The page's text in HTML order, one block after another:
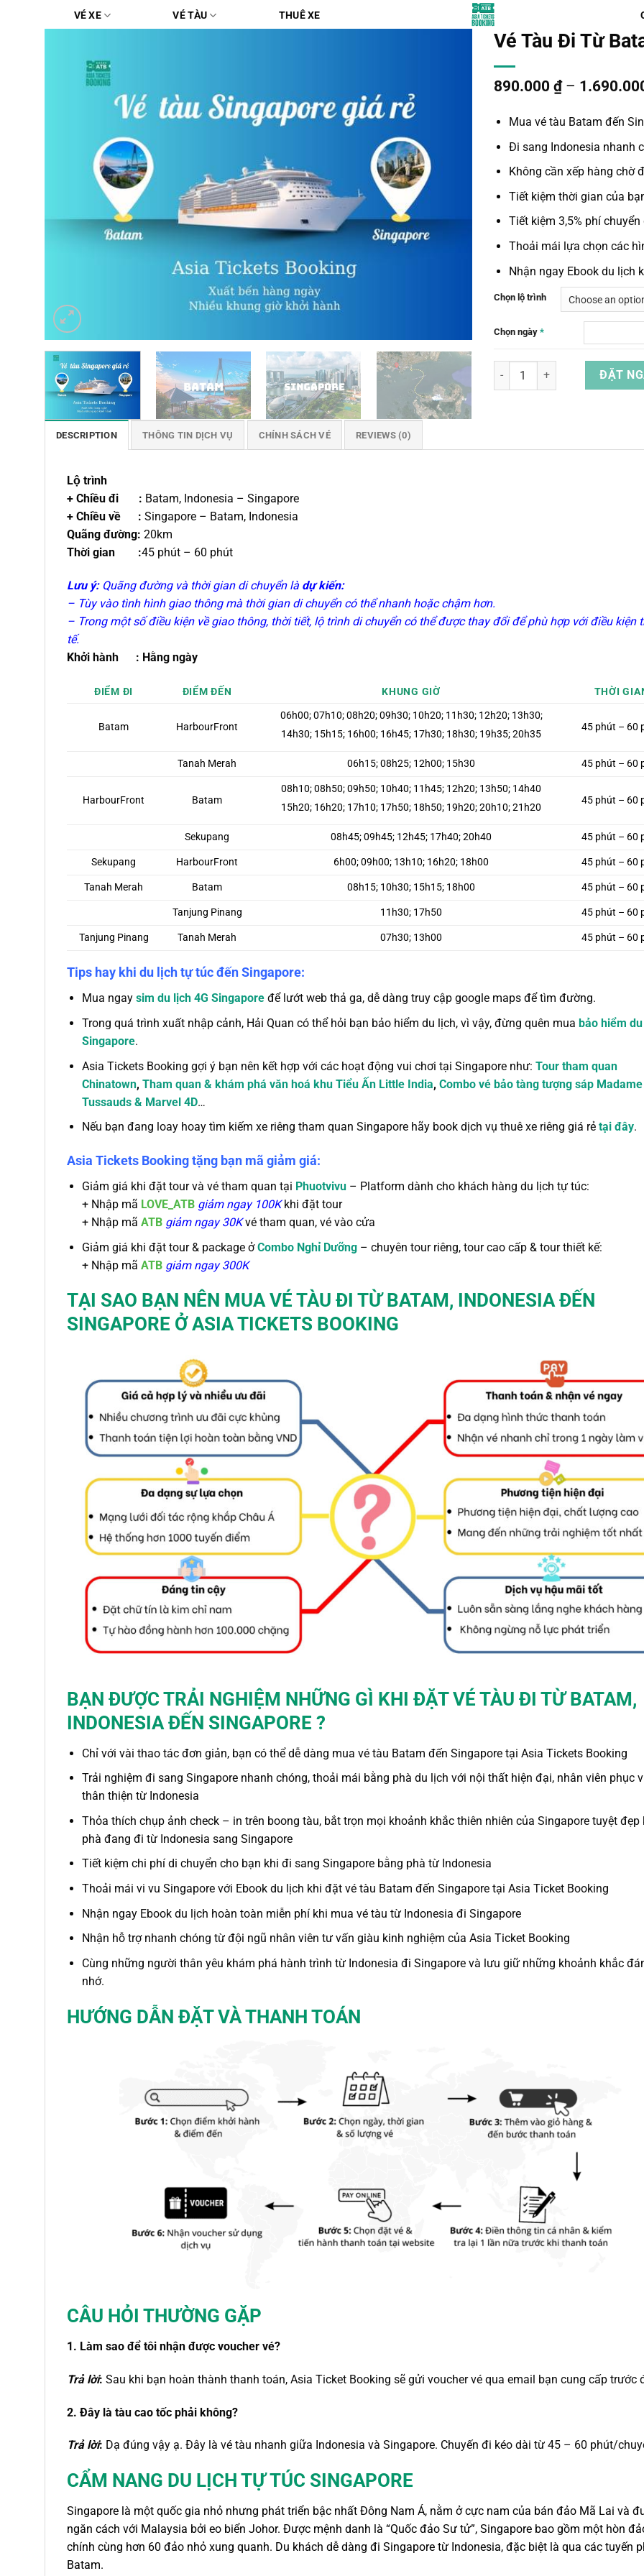
VÉ XE VÉ TÀU THUÊ XE
Vé Tàu Đi Từ
890.000 ₫–
Mua vé tàu Batam đến
Đi sang Indonesia nhanh
Không cần xếp hàng chờ
Tiết kiệm thời gian của
Tiết kiệm 3,5% phí
Thoải mái lựa chọn các
Nhận ngay Ebook du lịch
Chọn lộ trình
Chọn ngày *
Vé Tàu Đi Từ Batam, Indonesia
ĐẶT
DESCRIPTION THÔNG TIN DỊCH VỤ CHÍNH SÁCH VÉ REVIEWS (0)
Lộ trình
+ Chiều đi : Batam, Indonesia – Singapore
+ Chiều về : Singapore – Batam, Indonesia
Quãng đường: 20km
Thời gian :45 phút – 60 phút
Lưu ý:Quãng đường và thời gian di chuyển là dự kiến:
– Tùy vào tình hình giao thông mà thời gian di chuyển có thể nhanh hoặc chậm hơn.
– Trong một số điều kiện về giao thông, thời tiết, lộ trình di chuyển có thể được thay đổi để phù hợp với điều kiện
tế.
Khởi hành : Hằng ngày
ĐIỂM ĐI ĐIỂM ĐẾN KHUNG GIỜ THỜI
Batam HarbourFront
06h00; 07h10; 08h20; 09h30; 10h20; 11h30; 12h20; 13h30;
14h30; 15h15; 16h00; 16h45; 17h30; 18h30; 19h35;20h35
45 phút – 60
Tanah Merah 06h15; 08h25; 12h00; 15h30 45 phút – 60
HarbourFront Batam
08h10; 08h50; 09h50; 10h40; 11h45; 12h20; 13h50; 14h40
15h20; 16h20; 17h10; 17h50; 18h50; 19h20; 20h10;21h20
45 phút – 60
Sekupang 08h45; 09h45; 12h45; 17h40;20h40 45 phút – 60
Sekupang HarbourFront 6h00; 09h00; 13h10; 16h20; 18h00 45 phút – 60
Tanah Merah Batam 08h15; 10h30; 15h15; 18h00 45 phút – 60
Tanjung Pinang 11h30; 17h50 45 phút – 60
Tanjung Pinang Tanah Merah 07h30; 13h00 45 phút – 60
Tips hay khi du lịch tự túc đến Singapore:
Mua ngay sim du lịch 4G Singapoređể lướt web thả ga, dễ dàng truy cập google maps để tìm đường.
Trong quá trình xuất nhập cảnh, Hải Quan có thể hỏi bạn bảo hiểm du lịch, vì vậy, đừng quên mua bảo hiểm
Singapore.
Asia Tickets Booking gợi ý bạn nên kết hợp với các hoạt động vui chơi tại Singapore như: Tour tham quan
Chinatown, Tham quan & khám phá văn hoá khu Tiểu Ấn Little India, Combo vé bảo tàng tượng sáp Madame
Tussauds & Marvel 4D…
Nếu bạn đang loay hoay tìm kiếm xe riêng tham quan Singapore hãy book dịch vụ thuê xe riêng giá rẻtại đây.
Asia Tickets Booking tặng bạn mã giảm giá:
Giảm giá khi đặt tour và vé tham quan tại Phuotvivu – Platform dành cho khách hàng du lịch tự túc:
+ Nhập mã LOVE_ATB giảm ngay 100Kkhi đặt tour
+ Nhập mã ATBgiảm ngay 30Kvé tham quan, vé vào cửa
Giảm giá khi đặt tour & package ở Combo Nghỉ Dưỡng– chuyên tour riêng, tour cao cấp & tour thiết kế:
+ Nhập mã ATB giảm ngay 300K
TẠI SAO BẠN NÊN MUA VÉ TÀU ĐI TỪ BATAM, INDONESIA ĐẾN
SINGAPORE Ở ASIA TICKETS BOOKING
BẠN ĐƯỢC TRẢI NGHIỆM NHỮNG GÌ KHI ĐẶTVÉ TÀU ĐI TỪ BATAM,
INDONESIA ĐẾN SINGAPORE ?
Chỉ với vài thao tác đơn giản, bạn có thể dễ dàng mua vé tàu Batam đến Singaporetại Asia Tickets Booking
Trải nghiệm đi sang Singaporenhanh chóng, thoải mái bằng phà du lịch với nội thất hiện đại, nhân viên phục
thân thiện từ Indonesia
Thỏa thích chụp ảnh check – in trên boong tàu, bắt trọn mọi khoảnh khắc thiên nhiên của Singapore tuyệt đẹp
phà đang đi từ Indonesia sang Singapore
Tiết kiệm chi phí di chuyển cho bạn khi đi sang Singaporebằng phà từ Indonesia
Thoải mái vi vu Singapore với Ebook du lịch khi đặt vé tàu Batam đến Singapore tại Asia Ticket Booking
Nhận ngay Ebook du lịch hoàn toàn miễn phí khi mua vé tàu từ Indonesia đi Singapore
Nhận hỗ trợ nhanh chóng từ đội ngũ nhân viên tư vấn giàu kinh nghiệm của Asia Ticket Booking
Cùng những người thân yêu khám phá hành trình từ Indonesia đi Singaporevà lưu giữ những khoảnh khắc
nhớ.
HƯỚNG DẪN ĐẶT VÀ THANH TOÁN
CÂU HỎI THƯỜNG GẶP
1. Làm sao để tôi nhận được voucher vé?
Trả lời: Sau khi bạn hoàn thành thanh toán, Asia Ticket Booking sẽ gửi voucher vé qua email bạn cung cấp trước
2. Đây là tàu cao tốc phải không?
Trả lời: Dạ đúng vậy ạ. Đây là vé tàu nhanh giữa Indonesia và Singapore. Chuyến đi kéo dài từ 45 – 60 phút/
CẨM NANG DU LỊCH TỰ TÚC SINGAPORE
Singapore là một quốc gia nhỏ nhưng phát triển bậc nhất Đông Nam Á, nằm ở cực nam của bán đảo Mã Lai và
ngăn cách với Malaysia bởi eo biển Johor. Được mệnh danh là “Quốc đảo Sư tử”, Singapore bao gồm một hòn
chính cùng hơn 60 đảo nhỏ xung quanh. Du khách dễ dàng đi Singapore từ Indonesia, đặc biệt là qua các tuyến
Batam.